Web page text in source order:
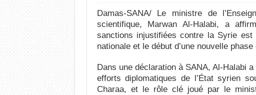
Damas-SANA/ Le ministre de
scientifique, Marwan Al-Halabi, a
sanctions injustifiées contre la Syrie
nationale et le début d’une nouvelle
Dans une déclaration à SANA, Al-Halabi
efforts diplomatiques de l’État syrien
Charaa, et le rôle clé joué par le